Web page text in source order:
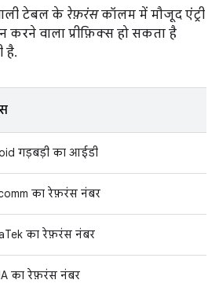
टेबल के रेफ़रंसकॉलम में मौजूद एंट्री
वाला प्रीफ़िक्स हो सकता है
है.
गड़बड़ी का आईडी
का रेफ़रंस नंबर
का रेफ़रंस नंबर
का रेफ़रंस नंबर